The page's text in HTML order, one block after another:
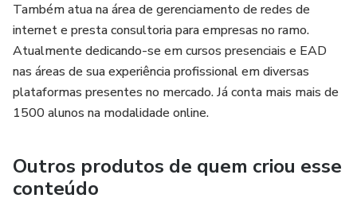
Também atua na área de gerenciamento de redes de
internet e presta consultoria para empresas no ramo.
Atualmente dedicando-se em cursos presenciais e EAD
nas áreas de sua experiência profissional em diversas
plataformas presentes no mercado. Já conta mais mais de
1500 alunos na modalidade online.
Outros produtos de quem criou esse
conteúdo